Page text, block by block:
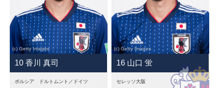
10 香川 真司
ボルシア ドルトムント／ドイツ
16 山口 蛍
セレッソ大阪